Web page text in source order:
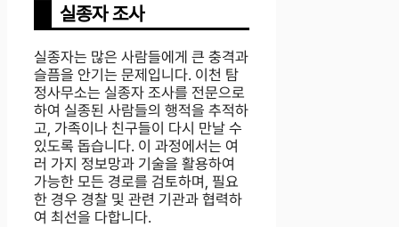
실종자 조사
실종자는 많은 사람들에게 큰 충격과
슬픔을 안기는 문제입니다. 이천 탐
정사무소는 실종자 조사를 전문으로
하여 실종된 사람들의 행적을 추적하
고, 가족이나 친구들이 다시 만날 수
있도록 돕습니다. 이 과정에서는 여
러 가지 정보망과 기술을 활용하여
가능한 모든 경로를 검토하며, 필요
한 경우 경찰 및 관련 기관과 협력하
여 최선을 다합니다.